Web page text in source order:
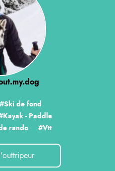
#Ski de fond
- Paddle
rando #Vtt